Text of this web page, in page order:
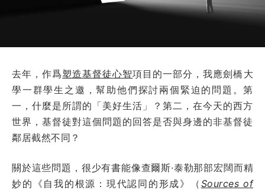
去年，作爲塑造基督徒心智項目的一部分，我應劍橋大
學一群學生之邀，幫助他們探討兩個緊迫的問題。第
一，什麼是所謂的「美好生活」？第二，在今天的西方
世界，基督徒對這個問題的回答是否與身邊的非基督徒
鄰居截然不同？
關於這些問題，很少有書能像查爾斯·泰勒那部宏闊而精
妙的《自我的根源：現代認同的形成》（ Sources of